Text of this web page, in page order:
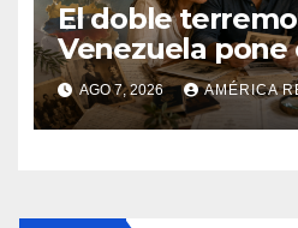
El doble
Venezuela pone
alternativas
solicitar la
parte de
AGO 7, 2026 AMÉRICA